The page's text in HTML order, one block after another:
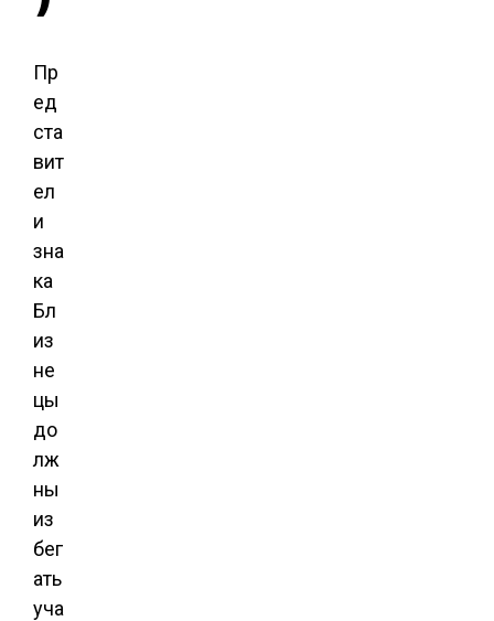
Пр
ед
ста
вит
ел
и
зна
ка
Бл
из
не
цы
до
лж
ны
из
бег
ать
уча